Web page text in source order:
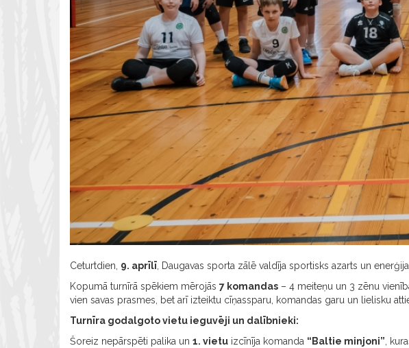
Ceturtdien, 9. aprīlī , Daugavas sporta zālē valdīja sportisks azarts un
Kopumā turnīrā spēkiem mērojās 7 komandas – 4 meiteņu un 3 zēnu
vien savas prasmes, bet arī izteiktu cīņassparu, komandas garu un lielisku
Turnīra godalgoto vietu ieguvēji un dalībnieki:
Šoreiz nepārspēti palika un 1. vietu izcīnīja komanda “Baltie minjoni” ,